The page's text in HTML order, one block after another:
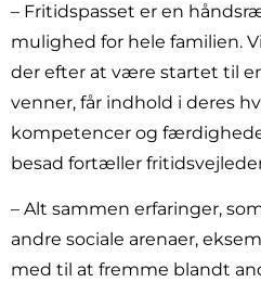
– Fritidspasset er en
mulighed for hele familien.
der efter at være startet til
venner, får indhold i deres
kompetencer og
besad fortæller
– Alt sammen erfaringer,
andre sociale arenaer,
med til at fremme blandt